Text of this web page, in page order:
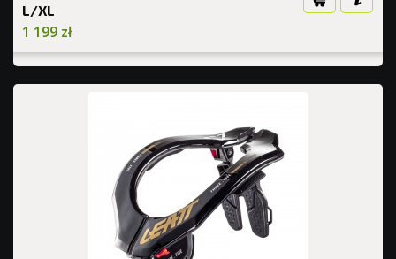
L/XL
1 199 zł